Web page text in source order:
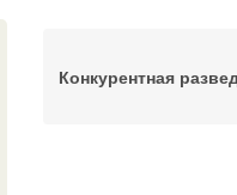
Конкурентная